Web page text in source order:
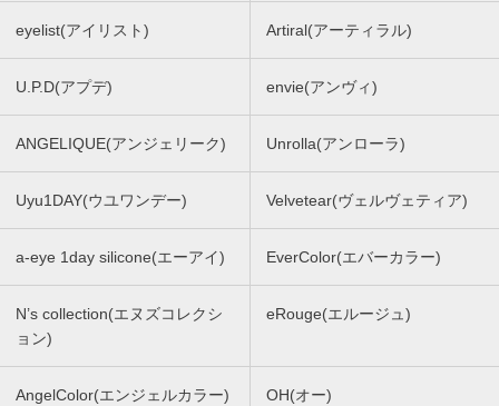
eyelist(アイリスト) Artiral(アーティラル)
U.P.D(アプデ) envie(アンヴィ)
ANGELIQUE(アンジェリーク) Unrolla(アンローラ)
Uyu1DAY(ウユワンデー) Velvetear(ヴェルヴェティア)
a-eye 1day silicone(エーアイ) EverColor(エバーカラー)
N’s collection(エヌズコレクシ
ョン)
eRouge(エルージュ)
AngelColor(エンジェルカラー) OH(オー)